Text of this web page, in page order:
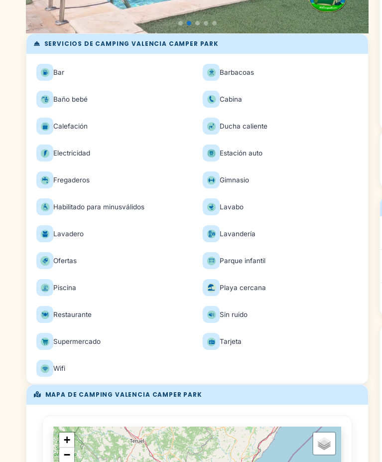
SERVICIOS DE CAMPING VALENCIA CAMPER PARK
Bar Barbacoas
Baño bebé Cabina
Calefación Ducha caliente
Electricidad Estación auto
Fregaderos Gimnasio
Habilitado para minusválidos Lavabo
Lavadero Lavandería
Ofertas Parque infantil
Piscina Playa cercana
Restaurante Sin ruido
Supermercado Tarjeta
Wifi
MAPA DE CAMPING VALENCIA CAMPER PARK
+
−